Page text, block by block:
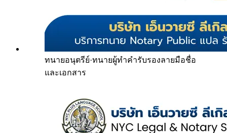
ทนายอนุตรีย์·ทนายผู้ทำคำรับรองลายมือชื่อ
และเอกสาร